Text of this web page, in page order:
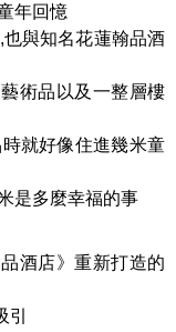
年回憶
與知名花蓮翰品酒
術品以及一整層樓
就好像住進幾米童
是多麼幸福的事
酒店》重新打造的